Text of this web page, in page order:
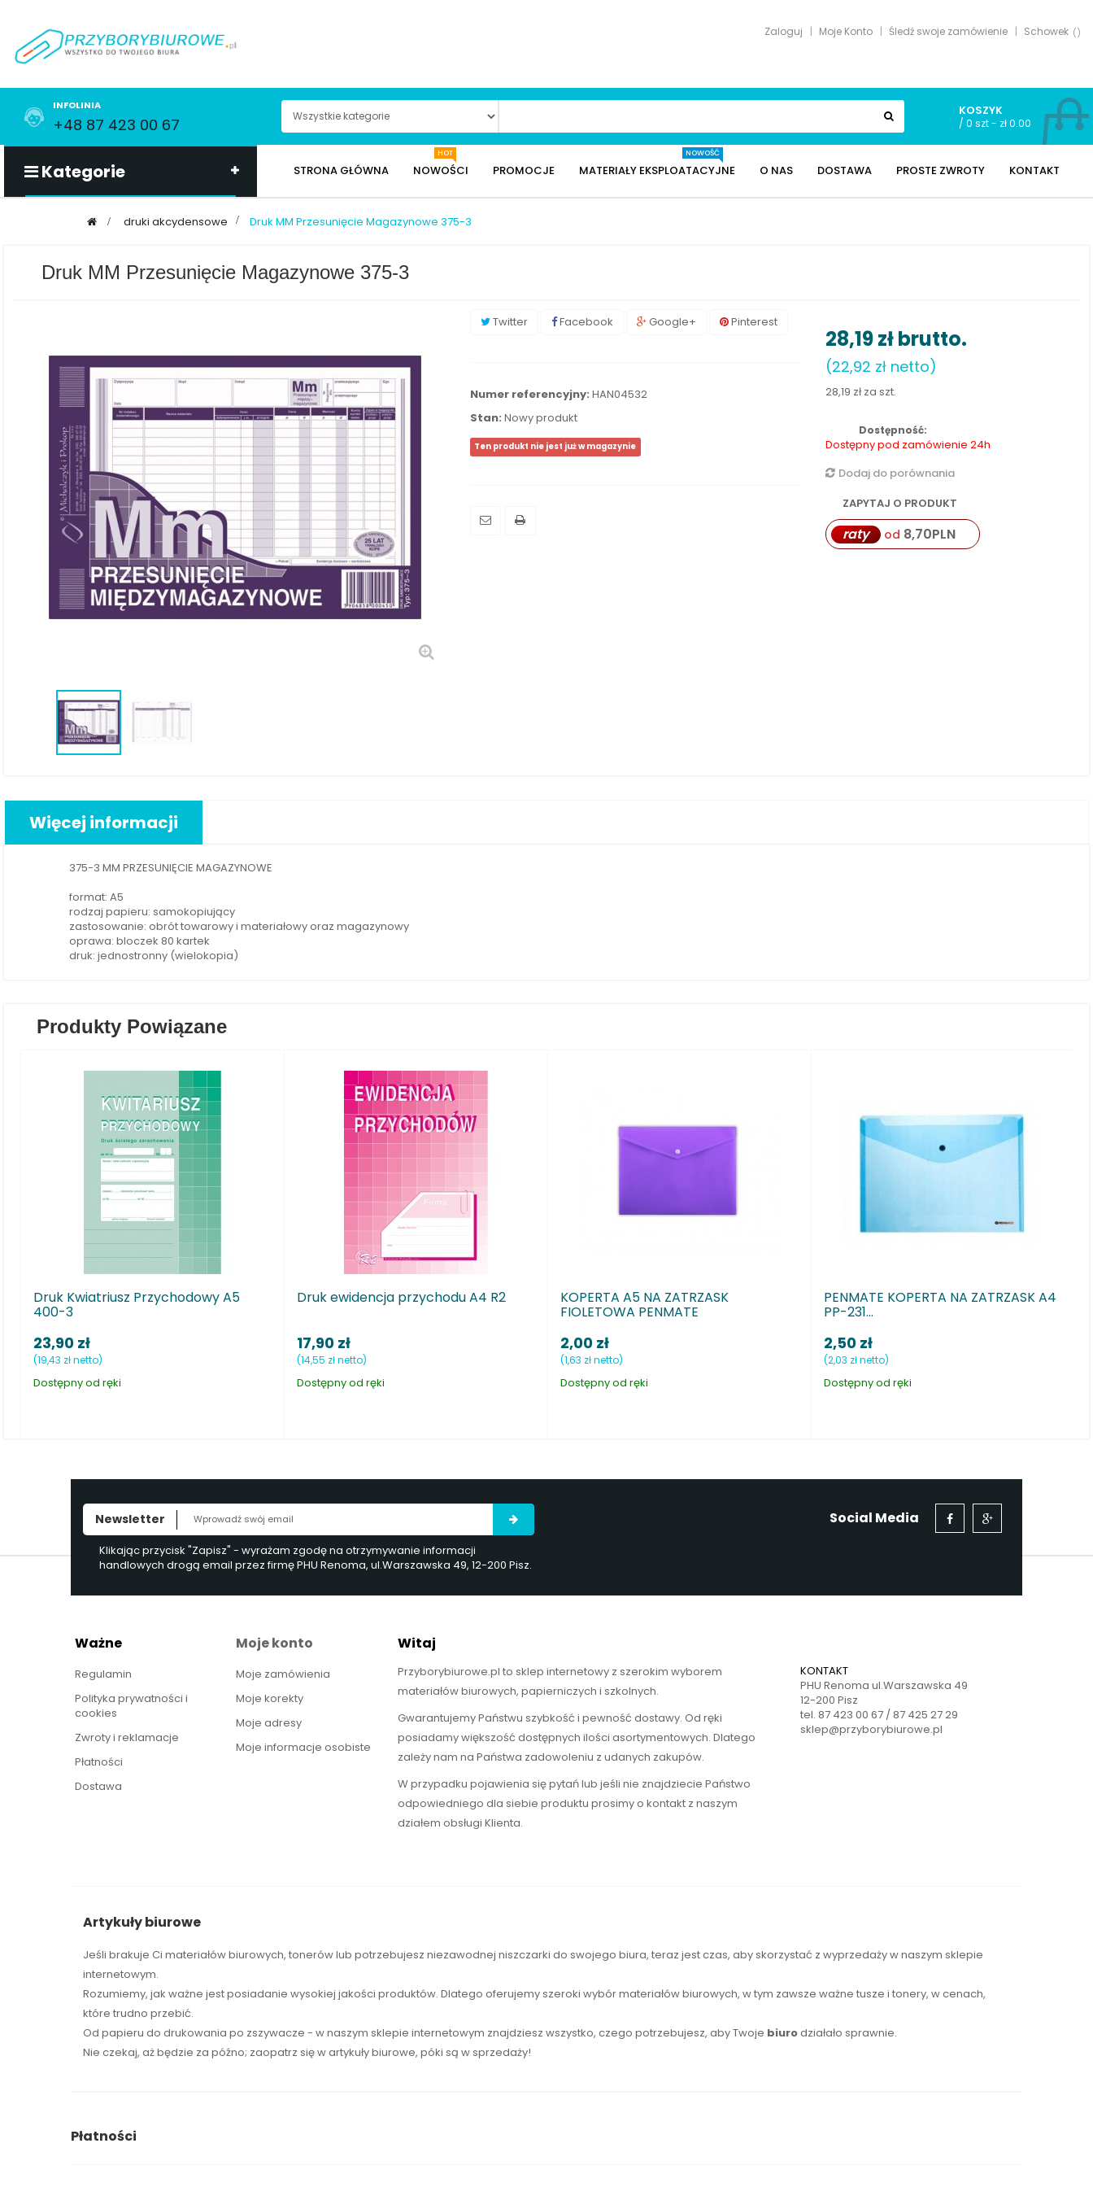
Zaloguj Moje Konto Śledź swoje zamówienie Schowek
INFOLINIA
+48 87 423 00 67
KOSZYK
/ 0 szt - zł 0.00
Kategorie STRONA GŁÓWNA NOWOŚCI
HOT
PROMOCJE MATERIAŁY EKSPLOATACYJNE
NOWOŚĆ
O NAS DOSTAWA PROSTE ZWROTY KONTAKT
> druki akcydensowe > Druk MM Przesunięcie Magazynowe 375-3
Druk MM Przesunięcie Magazynowe 375-3
Twitter Facebook Google+ Pinterest
Numer referencyjny: HAN04532
Stan: Nowy produkt
Ten produkt nie jest już w magazynie
28,19 złbrutto.
(22,92 zł netto)
28,19 zł za szt.
Dostępność:
Dostępny pod zamówienie 24h
Dodaj do porównania
ZAPYTAJ O PRODUKT
raty od 8,70PLN
Więcej informacji
375-3 MM PRZESUNIĘCIE MAGAZYNOWE
format: A5
rodzaj papieru: samokopiujący
zastosowanie: obrót towarowy i materiałowy oraz magazynowy
oprawa: bloczek 80 kartek
druk: jednostronny (wielokopia)
Produkty Powiązane
Kwiatriusz Przychodowy A5
zł
zł netto)
od ręki
Druk ewidencja przychodu A4 R2
17,90 zł
(14,55 zł netto)
Dostępny od ręki
KOPERTA A5 NA ZATRZASK
FIOLETOWA PENMATE
(1,63 zł netto)
Dostępny od ręki
PENMATE KOPERTA NA ZATRZASK A4
PP-231...
(2,03 zł netto)
Dostępny od ręki
Newsletter
Klikając przycisk "Zapisz" - wyrażam zgodę na otrzymywanie informacji
handlowych drogą email przez firmę PHU Renoma, ul.Warszawska 49, 12-200 Pisz.
Social Media
Ważne
Regulamin
Polityka prywatności i
cookies
Zwroty i reklamacje
Płatności
Dostawa
Moje konto
Moje zamówienia
Moje korekty
Moje adresy
Moje informacje osobiste
Witaj
Przyborybiurowe.pl to sklep internetowy z szerokim wyborem
materiałów biurowych, papierniczych i szkolnych.
Gwarantujemy Państwu szybkość i pewność dostawy. Od ręki
posiadamy większość dostępnych ilości asortymentowych. Dlatego
zależy nam na Państwa zadowoleniu z udanych zakupów.
W przypadku pojawienia się pytań lub jeśli nie znajdziecie Państwo
odpowiedniego dla siebie produktu prosimy o kontakt z naszym
działem obsługi Klienta.
KONTAKT
PHU Renoma ul.Warszawska 49
12-200 Pisz
tel. 87 423 00 67 / 87 425 27 29
sklep@przyborybiurowe.pl
Artykuły biurowe
Jeśli brakuje Ci materiałów biurowych, tonerówlub potrzebujesz niezawodnej niszczarki do swojego biura, teraz jest czas, aby skorzystać z wyprzedaży w naszym sklepie
internetowym.
Rozumiemy, jak ważne jest posiadanie wysokiej jakości produktów. Dlatego oferujemy szeroki wybór materiałów biurowych, w tym zawsze ważne tusze i tonery, w cenach,
które trudno przebić.
Od papieru do drukowania po zszywacze - w naszym sklepie internetowym znajdziesz wszystko, czego potrzebujesz, aby Twoje biurodziałało sprawnie.
Nie czekaj, aż będzie za późno; zaopatrz się w artykuły biurowe, póki są w sprzedaży!
Płatności